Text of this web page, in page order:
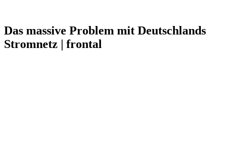
Das massive Problem mit Deutschlands
Stromnetz | frontal